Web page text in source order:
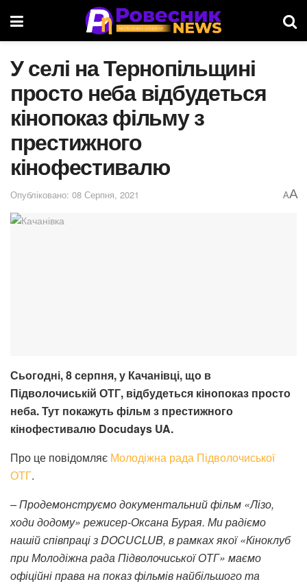
У селі на Тернопільщині
просто неба відбудеться
кінопоказ фільму з
престижного
кінофестивалю
Опубліковано: 08 Серпня, 2021 AA
Сьогодні, 8 серпня, у Качанівці, що в
Підволочиській ОТГ, відбудеться кінопоказ просто
неба. Тут покажуть фільм з престижного
кінофестивалю Docudays UA.
Про це повідомляє Молодіжна рада Підволочиської
ОТГ.
– Продемонструємо документальний фільм «Лізо,
ходи додому» режисер-Оксана Бурая. Ми радіємо
нашій співпраці з DOCUCLUB, в рамках якої «Кіноклуб
при Молодіжна рада Підволочиської ОТГ» маємо
офіційні права на показ фільмів найбільшого та